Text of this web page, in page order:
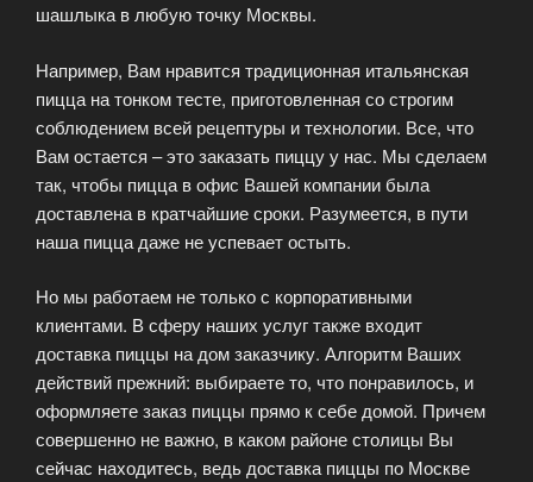
шашлыка в любую точку Москвы.
Например, Вам нравится традиционная итальянская
пицца на тонком тесте, приготовленная со строгим
соблюдением всей рецептуры и технологии. Все, что
Вам остается – это заказать пиццу у нас. Мы сделаем
так, чтобы пицца в офис Вашей компании была
доставлена в кратчайшие сроки. Разумеется, в пути
наша пицца даже не успевает остыть.
Но мы работаем не только с корпоративными
клиентами. В сферу наших услуг также входит
доставка пиццы на дом заказчику. Алгоритм Ваших
действий прежний: выбираете то, что понравилось, и
оформляете заказ пиццы прямо к себе домой. Причем
совершенно не важно, в каком районе столицы Вы
сейчас находитесь, ведь доставка пиццы по Москве